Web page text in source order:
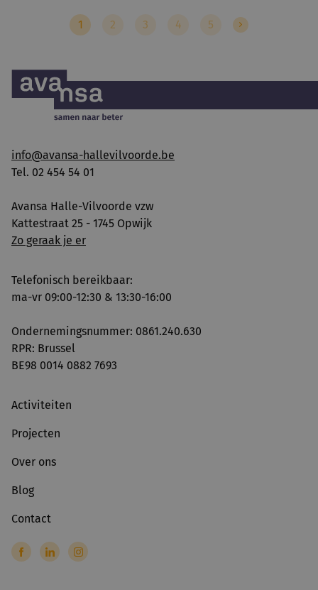
1 2 3 4 5
info@avansa-hallevilvoorde.be
Tel. 02 454 54 01
Avansa Halle-Vilvoorde vzw
Kattestraat 25 - 1745 Opwijk
Zo geraak je er
Telefonisch bereikbaar:
ma-vr 09:00-12:30 & 13:30-16:00
Ondernemingsnummer: 0861.240.630
RPR: Brussel
BE98 0014 0882 7693
Activiteiten
Projecten
Over ons
Blog
Contact